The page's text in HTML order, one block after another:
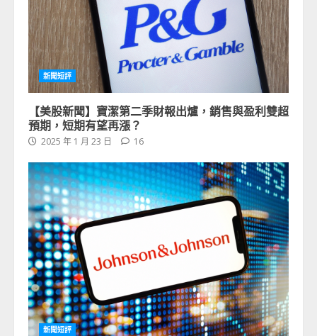
新聞短評
【美股新聞】寶潔第二季財報出爐，銷售與盈利雙超
預期，短期有望再漲？
2025 年 1 月 23 日 16
新聞短評